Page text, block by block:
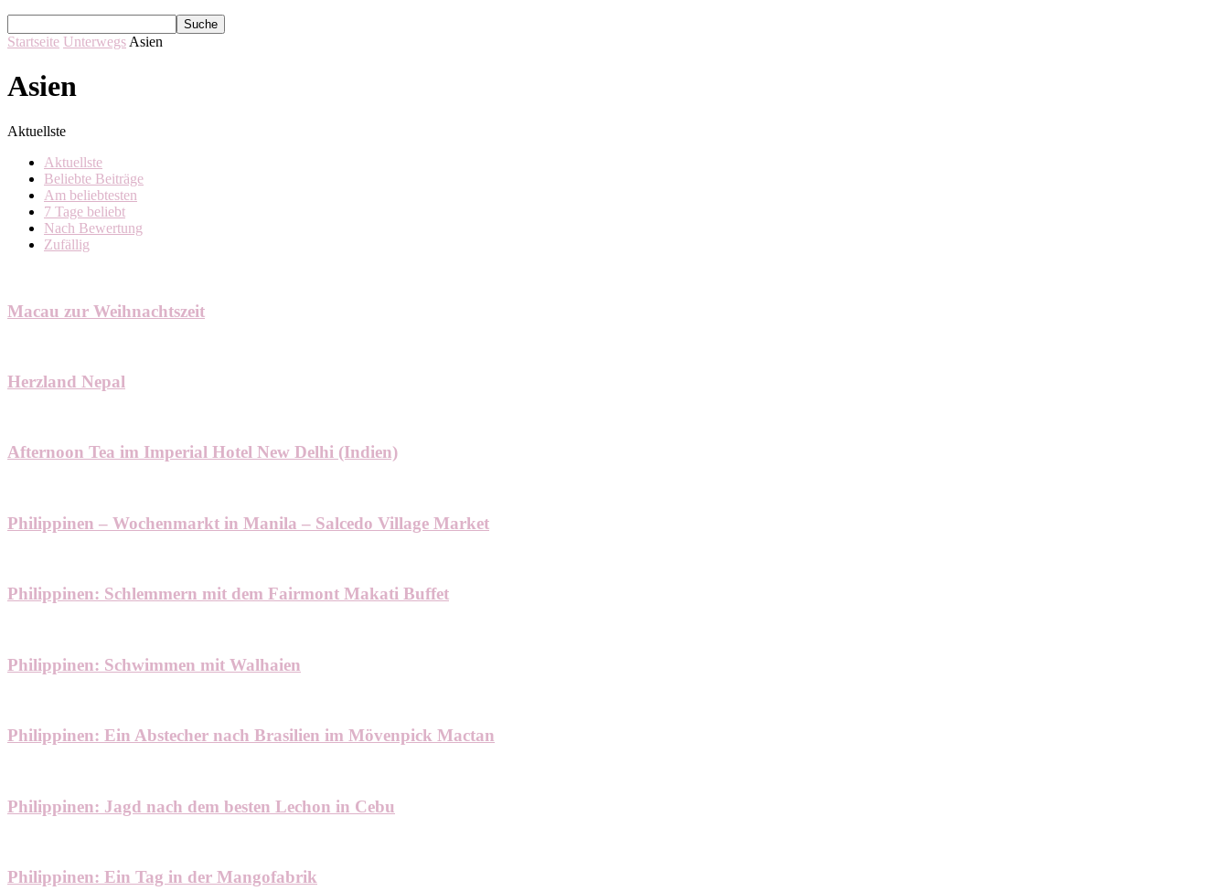
Startseite Unterwegs Asien
Asien
Aktuellste
Aktuellste
Beliebte Beiträge
Am beliebtesten
7 Tage beliebt
Nach Bewertung
Zufällig
Macau zur Weihnachtszeit
Herzland Nepal
Afternoon Tea im Imperial Hotel New Delhi (Indien)
Philippinen – Wochenmarkt in Manila – Salcedo Village Market
Philippinen: Schlemmern mit dem Fairmont Makati Buffet
Philippinen: Schwimmen mit Walhaien
Philippinen: Ein Abstecher nach Brasilien im Mövenpick Mactan
Philippinen: Jagd nach dem besten Lechon in Cebu
Philippinen: Ein Tag in der Mangofabrik